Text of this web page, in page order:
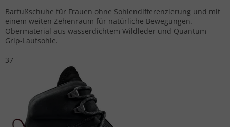
Barfußschuhe für Frauen ohne Sohlendifferenzierung und mit
einem weiten Zehenraum für natürliche Bewegungen.
Obermaterial aus wasserdichtem Wildleder und Quantum
Grip-Laufsohle.
37